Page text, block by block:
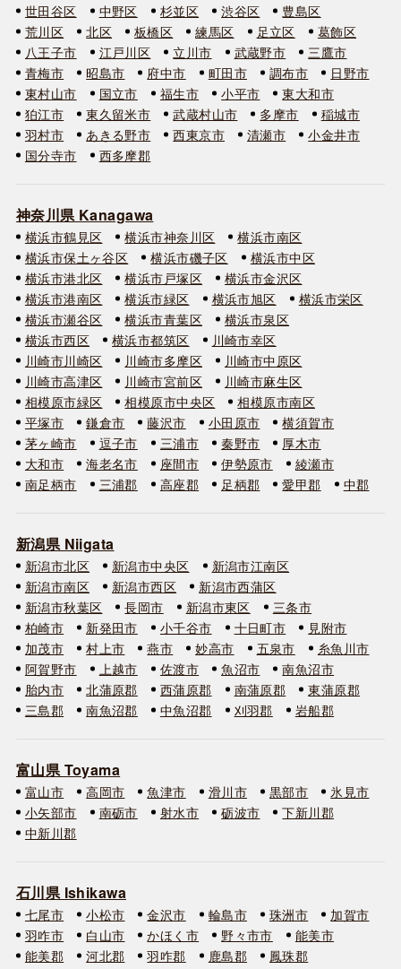
世田谷区
中野区 杉並区 渋谷区
豊島区
荒川区
北区 板橋区 練馬区 足立区
葛飾区
八王子市
江戸川区 立川市 武蔵野市
三鷹市
青梅市
昭島市 府中市 町田市 調布市
日野市
東村山市
国立市 福生市 小平市
東大和市
狛江市
東久留米市 武蔵村山市 多摩市
稲城市
羽村市
あきる野市 西東京市 清瀬市
小金井市
国分寺市
西多摩郡
神奈川県 Kanagawa
横浜市鶴見区 横浜市神奈川区
横浜市南区
横浜市保土ヶ谷区
横浜市磯子区
横浜市中区
横浜市港北区
横浜市戸塚区
横浜市金沢区
横浜市港南区
横浜市緑区 横浜市旭区
横浜市栄区
横浜市瀬谷区
横浜市青葉区
横浜市泉区
横浜市西区
横浜市都筑区
川崎市幸区
川崎市川崎区
川崎市多摩区
川崎市中原区
川崎市高津区
川崎市宮前区
川崎市麻生区
相模原市緑区
相模原市中央区
相模原市南区
平塚市
鎌倉市 藤沢市 小田原市
横須賀市
茅ヶ崎市
逗子市 三浦市 秦野市
厚木市
大和市
海老名市 座間市 伊勢原市
綾瀬市
南足柄市
三浦郡 高座郡 足柄郡 愛甲郡 中郡
新潟県 Niigata
新潟市北区 新潟市中央区
新潟市江南区
新潟市南区
新潟市西区
新潟市西蒲区
新潟市秋葉区
長岡市 新潟市東区
三条市
柏崎市
新発田市 小千谷市 十日町市
見附市
加茂市
村上市 燕市 妙高市 五泉市
糸魚川市
阿賀野市
上越市 佐渡市 魚沼市
南魚沼市
胎内市
北蒲原郡 西蒲原郡 南蒲原郡
東蒲原郡
三島郡
南魚沼郡 中魚沼郡 刈羽郡 岩船郡
富山県 Toyama
富山市 高岡市 魚津市 滑川市 黒部市
氷見市
小矢部市
南砺市 射水市 砺波市
下新川郡
中新川郡
石川県 Ishikawa
七尾市 小松市 金沢市 輪島市 珠洲市
加賀市
羽咋市
白山市 かほく市 野々市市
能美市
能美郡
河北郡 羽咋郡 鹿島郡 鳳珠郡